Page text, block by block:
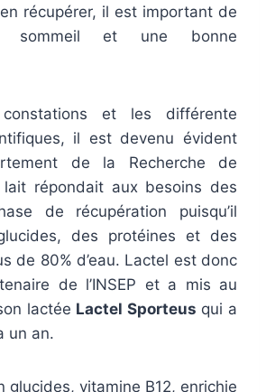
récupérer, il est important de
sommeil et une bonne
et les différente
il est devenu évident
de la Recherche de
lait répondait aux besoins des
de récupération puisqu’il
des protéines et des
de 80% d’eau. Lactel est donc
de l’INSEP et a mis au
lactée Lactel Sporteus qui a
un an.
glucides, vitamine B12, enrichie